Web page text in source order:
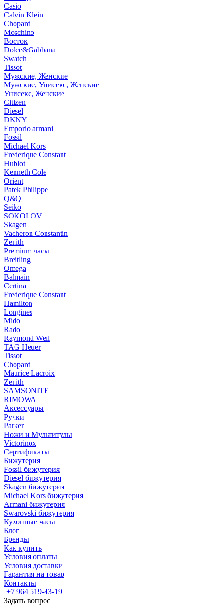
Casio
Calvin Klein
Chopard
Moschino
Восток
Dolce&Gabbana
Swatch
Tissot
Мужские, Женские
Мужские, Унисекс, Женские
Унисекс, Женские
Citizen
Diesel
DKNY
Emporio armani
Fossil
Michael Kors
Frederique Constant
Hublot
Kenneth Cole
Orient
Patek Philippe
Q&Q
Seiko
SOKOLOV
Skagen
Vacheron Constantin
Zenith
Premium часы
Breitling
Omega
Balmain
Certina
Frederique Constant
Hamilton
Longines
Mido
Rado
Raymond Weil
TAG Heuer
Tissot
Chopard
Maurice Lacroix
Zenith
SAMSONITE
RIMOWA
Аксессуары
Ручки
Parker
Ножи и Мультитулы
Victorinox
Сертификаты
Бижутерия
Fossil бижутерия
Diesel бижутерия
Skagen бижутерия
Michael Kors бижутерия
Armani бижутерия
Swarovski бижутерия
Кухонные часы
Блог
Бренды
Как купить
Условия оплаты
Условия доставки
Гарантия на товар
Контакты
+7 964 519-43-19
Задать вопрос